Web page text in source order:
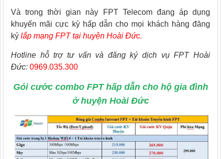
Và trong thời gian
này FPT Telecom đang áp dụng
khuyến mãi cực kỳ hấp dẫn cho mọi khách hàng đăng
ký lắp mạng FPT tại huyện Hoài Đức.
Hotline hỗ trợ tư vấn và đăng ký dịch vụ FPT Hoài
Đức: 0969.035.300
Gói cước combo FPT hấp dẫn cho hộ gia đình
ở huyện Hoài Đức